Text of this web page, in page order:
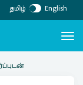
தமிழ் English